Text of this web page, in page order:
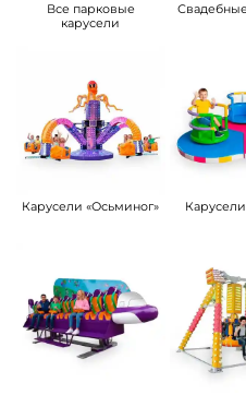
Все парковые
карусели
Карусели «Осьминог»